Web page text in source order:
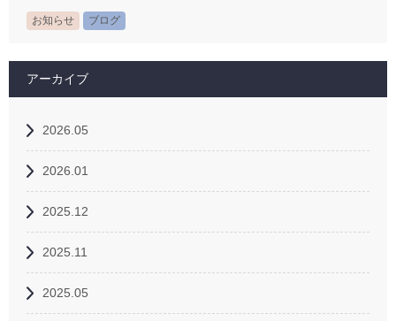
お知らせ ブログ
アーカイブ
2026.05
2026.01
2025.12
2025.11
2025.05